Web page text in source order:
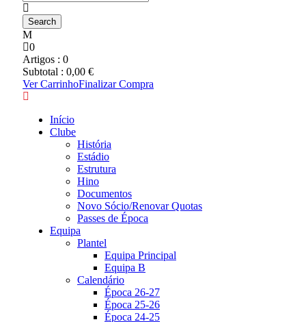
0
Artigos : 0
Subtotal : 0,00 €
Ver CarrinhoFinalizar Compra
Início
Clube
História
Estádio
Estrutura
Hino
Documentos
Novo Sócio/Renovar Quotas
Passes de Época
Equipa
Plantel
Equipa Principal
Equipa B
Calendário
Época 26-27
Época 25-26
Época 24-25